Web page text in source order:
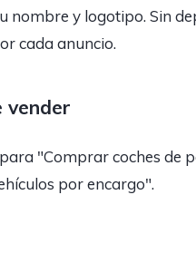
nombre y logotipo. Sin
cada anuncio.
vender
"Comprar coches de
por encargo".